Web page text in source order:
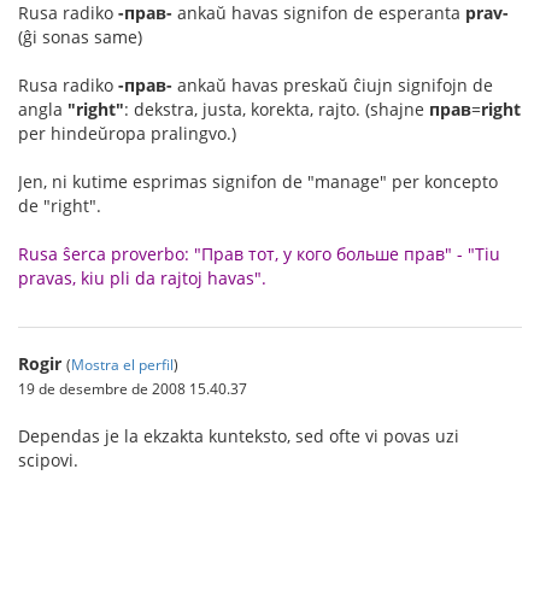
Rusa radiko -прав- ankaŭ havas signifon de esperanta prav-
(ĝi sonas same)
Rusa radiko -прав- ankaŭ havas preskaŭ ĉiujn signifojn de
angla "right": dekstra, justa, korekta, rajto. (shajne прав=right
per hindeŭropa pralingvo.)
Jen, ni kutime esprimas signifon de "manage" per koncepto
de "right".
Rusa ŝerca proverbo: "Прав тот, у кого больше прав" - "Tiu
pravas, kiu pli da rajtoj havas".
Rogir (Mostra el perfil)
19 de desembre de 2008 15.40.37
Dependas je la ekzakta kunteksto, sed ofte vi povas uzi
scipovi.